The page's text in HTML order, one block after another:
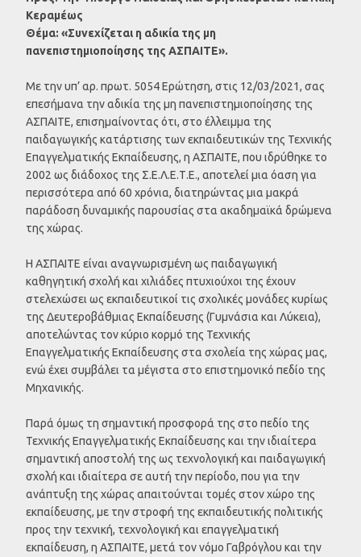
Κεραμέως
Θέμα: «Συνεχίζεται η αδικία της μη
πανεπιστημιοποίησης της ΑΣΠΑΙΤΕ».
Με την υπ’ αρ. πρωτ. 5054 Ερώτηση, στις 12/03/2021, σας
επεσήμανα την αδικία της μη πανεπιστημιοποίησης της
ΑΣΠΑΙΤΕ, επισημαίνοντας ότι, στο έλλειμμα της
παιδαγωγικής κατάρτισης των εκπαιδευτικών της Τεχνικής
Επαγγελματικής Εκπαίδευσης, η ΑΣΠΑΙΤΕ, που ιδρύθηκε το
2002 ως διάδοχος της Σ.Ε.Λ.Ε.Τ.Ε., αποτελεί μια όαση για
περισσότερα από 60 χρόνια, διατηρώντας μια μακρά
παράδοση δυναμικής παρουσίας στα ακαδημαϊκά δρώμενα
της χώρας.
Η ΑΣΠΑΙΤΕ είναι αναγνωρισμένη ως παιδαγωγική
καθηγητική σχολή και χιλιάδες πτυχιούχοι της έχουν
στελεχώσει ως εκπαιδευτικοί τις σχολικές μονάδες κυρίως
της Δευτεροβάθμιας Εκπαίδευσης (Γυμνάσια και Λύκεια),
αποτελώντας τον κύριο κορμό της Τεχνικής
Επαγγελματικής Εκπαίδευσης στα σχολεία της χώρας μας,
ενώ έχει συμβάλει τα μέγιστα στο επιστημονικό πεδίο της
Μηχανικής.
Παρά όμως τη σημαντική προσφορά της στο πεδίο της
Τεχνικής Επαγγελματικής Εκπαίδευσης και την ιδιαίτερα
σημαντική αποστολή της ως τεχνολογική και παιδαγωγική
σχολή και ιδιαίτερα σε αυτή την περίοδο, που για την
ανάπτυξη της χώρας απαιτούνται τομές στον χώρο της
εκπαίδευσης, με την στροφή της εκπαιδευτικής πολιτικής
προς την τεχνική, τεχνολογική και επαγγελματική
εκπαίδευση, η ΑΣΠΑΙΤΕ, μετά τον νόμο Γαβρόγλου και την